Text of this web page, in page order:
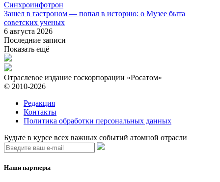
Синхроинфотрон
Зашел в гастроном — попал в историю: о Музее быта
советских ученых
6 августа 2026
Последние записи
Показать ещё
Отраслевое издание госкорпорации «Росатом»
© 2010-2026
Редакция
Контакты
Политика обработки персональных данных
Будьте в курсе всех важных событий атомной отрасли
Наши партнеры